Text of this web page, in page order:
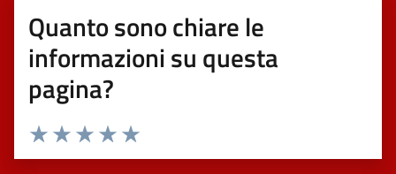
Quanto sono chiare le
informazioni su questa
pagina?
Valuta 5 stelle su 5
Valuta 4 stelle su 5
Valuta 3 stelle su 5
Valuta 2 stelle su 5
Valuta 1 stelle su 5